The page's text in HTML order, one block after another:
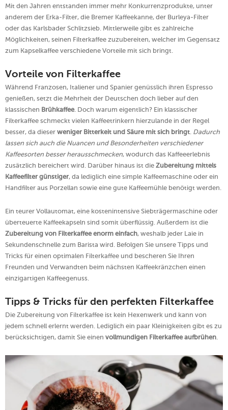
Mit den Jahren entstanden immer mehr Konkurrenzprodukte, unter
anderem der Erka-Filter, die Bremer Kaffeekanne, der Burleya-Filter
oder das Karlsbader Schlitzsieb. Mittlerweile gibt es zahlreiche
Möglichkeiten, seinen Filterkaffee zuzubereiten, welcher im Gegensatz
zum Kapselkaffee verschiedene Vorteile mit sich bringt.
Vorteile von Filterkaffee
Während Franzosen, Italiener und Spanier genüsslich ihren Espresso
genießen, setzt die Mehrheit der Deutschen doch lieber auf den
klassischen Brühkaffee. Doch warum eigentlich? Ein klassischer
Filterkaffee schmeckt vielen Kaffeetrinkern hierzulande in der Regel
besser, da dieser weniger Bitterkeit und Säure mit sich bringt. Dadurch
lassen sich auch die Nuancen und Besonderheiten verschiedener
Kaffeesorten besser herausschmecken, wodurch das Kaffeeerlebnis
zusätzlich bereichert wird. Darüber hinaus ist die Zubereitung mittels
Kaffeefilter günstiger, da lediglich eine simple Kaffeemaschine oder ein
Handfilter aus Porzellan sowie eine gute Kaffeemühle benötigt werden.
Ein teurer Vollautomat, eine kostenintensive Siebträgermaschine oder
überteuerte Kaffeekapseln sind somit überflüssig. Außerdem ist die
Zubereitung von Filterkaffee enorm einfach, weshalb jeder Laie in
Sekundenschnelle zum Barista wird. Befolgen Sie unsere Tipps und
Tricks für einen optimalen Filterkaffee und bescheren Sie Ihren
Freunden und Verwandten beim nächsten Kaffeekränzchen einen
einzigartigen Kaffeegenuss.
Tipps & Tricks für den perfekten Filterkaffee
Die Zubereitung von Filterkaffee ist kein Hexenwerk und kann von
jedem schnell erlernt werden. Lediglich ein paar Kleinigkeiten gibt es zu
berücksichtigen, damit Sie einen vollmundigen Filterkaffee aufbrühen.